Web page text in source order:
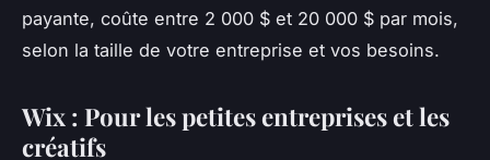
payante, coûte entre 2 000 $ et 20 000 $ par mois,
selon la taille de votre entreprise et vos besoins.
Wix : Pour les petites entreprises et les
créatifs